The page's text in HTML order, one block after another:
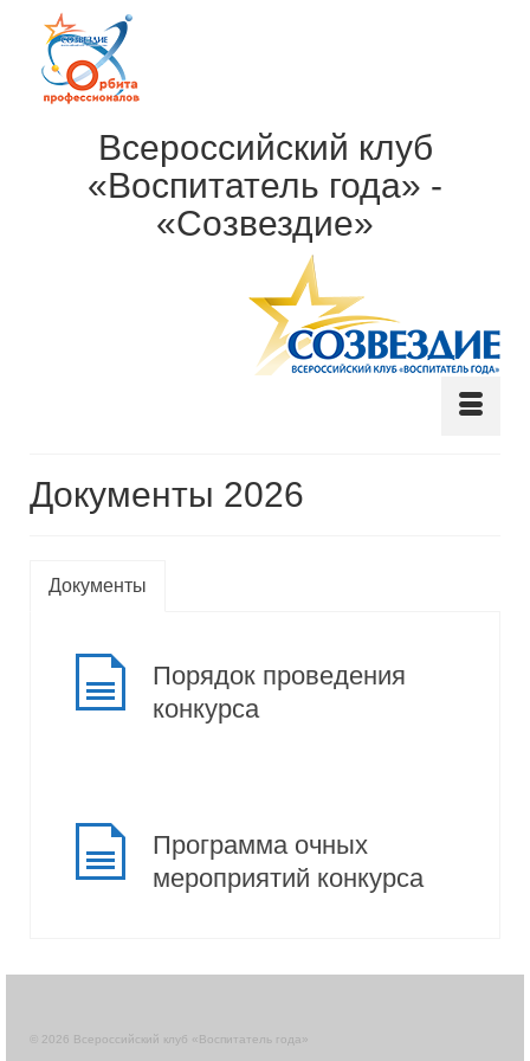
Всероссийский клуб
«Воспитатель года» -
«Созвездие»
Документы 2026
Документы
Порядок проведения
конкурса
Программа очных
мероприятий конкурса
© 2026 Всероссийский клуб «Воспитатель года»